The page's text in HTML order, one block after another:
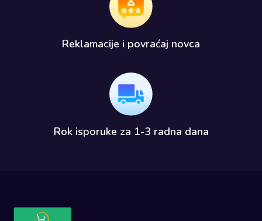
Reklamacije i povraćaj novca​
Rok isporuke za 1-3 radna dana​